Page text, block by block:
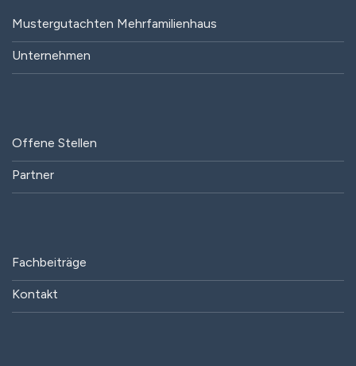
Mustergutachten Mehrfamilienhaus
Unternehmen
Offene Stellen
Partner
Fachbeiträge
Kontakt